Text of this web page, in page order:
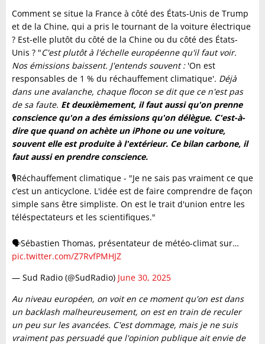
Comment se situe la France à côté des États-Unis de Trump
et de la Chine, qui a pris le tournant de la voiture électrique
? Est-elle plutôt du côté de la Chine ou du côté des États-
Unis ? "C'est plutôt à l'échelle européenne qu'il faut voir.
Nos émissions baissent. J'entends souvent : 'On est
responsables de 1 % du réchauffement climatique'. Déjà
dans une avalanche, chaque flocon se dit que ce n'est pas
de sa faute. Et deuxièmement, il faut aussi qu'on prenne
conscience qu'on a des émissions qu'on délègue. C'est-à-
dire que quand on achète un iPhone ou une voiture,
souvent elle est produite à l'extérieur. Ce bilan carbone, il
faut aussi en prendre conscience.
🎙️Réchauffement climatique - "Je ne sais pas vraiment ce que
c’est un anticyclone. L'idée est de faire comprendre de façon
simple sans être simpliste. On est le trait d'union entre les
téléspectateurs et les scientifiques."
🗣️Sébastien Thomas, présentateur de météo-climat sur…
pic.twitter.com/Z7RvfPMHJZ
— Sud Radio (@SudRadio) June 30, 2025
Au niveau européen, on voit en ce moment qu'on est dans
un backlash malheureusement, on est en train de reculer
un peu sur les avancées. C'est dommage, mais je ne suis
vraiment pas persuadé que l'opinion publique ait envie de